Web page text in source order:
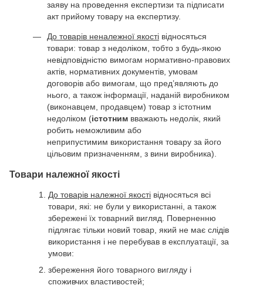
заяву на проведення експертизи та підписати
акт прийому товару на експертизу.
До товарів неналежної якості відносяться
товари: товар з недоліком, тобто з будь-якою
невідповідністю вимогам нормативно-правових
актів, нормативних документів, умовам
договорів або вимогам, що пред’являють до
нього, а також інформації, наданій виробником
(виконавцем, продавцем) товар з істотним
недоліком (істотним вважають недолік, який
робить неможливим або
неприпустимим використання товару за його
цільовим призначенням, з вини виробника).
Товари належної якості
До товарів належної якості відносяться всі
товари, які: не були у використанні, а також
збережені їх товарний вигляд. Поверненню
підлягає тільки новий товар, який не має слідів
використання і не перебував в експлуатації, за
умови:
збереження його товарного вигляду і
споживчих властивостей;